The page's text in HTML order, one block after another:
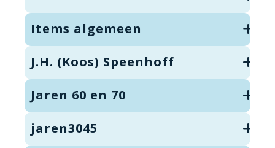
Items algemeen
J.H. (Koos) Speenhoff
Jaren 60 en 70
jaren3045